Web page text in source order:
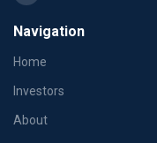
Navigation
Home
Investors
About